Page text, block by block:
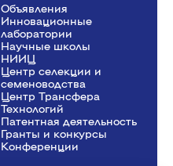
Объявления
Инновационные
лаборатории
Научные школы
НИИЦ
Центр селекции и
семеноводства
Центр Трансфера
Технологий
Патентная деятельность
Гранты и конкурсы
Конференции